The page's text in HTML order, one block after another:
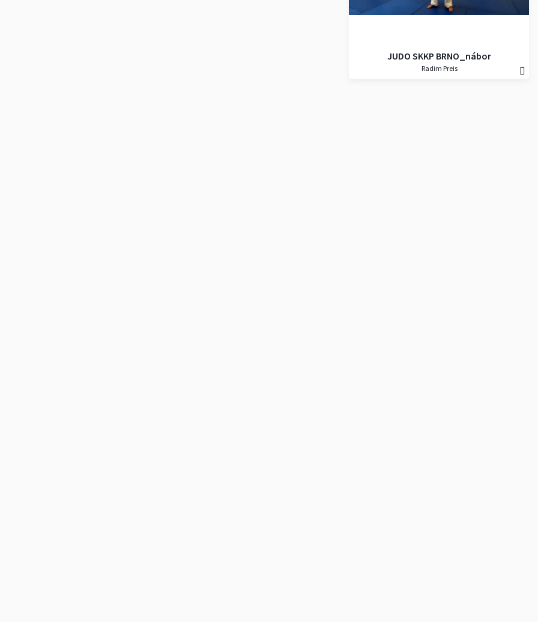
JUDO SKKP BRNO_nábor
Radim Preis